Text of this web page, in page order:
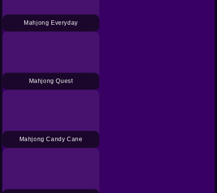
Mahjong Everyday
Mahjong Quest
Mahjong Candy Cane